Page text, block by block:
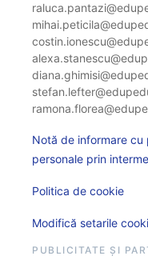
Notă de informare
personale prin
Politica de cookie
Modifică setarile
PUBLICITATE ȘI